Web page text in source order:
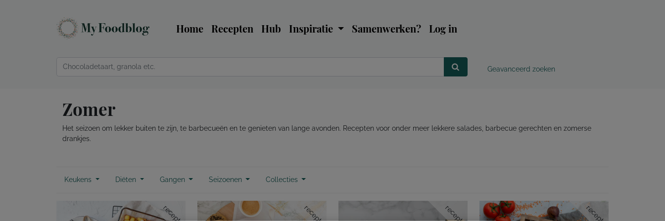
Home Recepten Hub Inspiratie Samenwerken? Log in
Geavanceerd zoeken
Zomer
Het seizoen om lekker buiten te zijn, te barbecueën en te genieten van lange avonden. Recepten voor onder meer lekkere salades, barbecue gerechten en zomerse
drankjes.
Keukens Diëten Gangen Seizoenen Collecties
recept recept recept recept